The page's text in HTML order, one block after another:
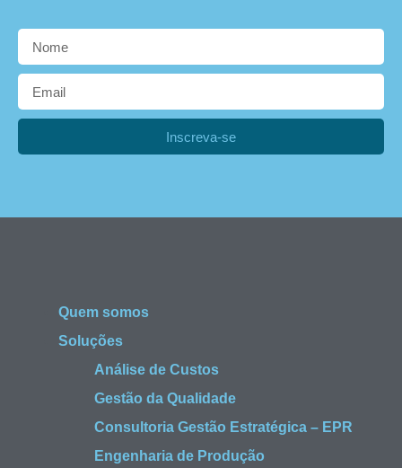
Inscreva-se
Quem somos
Soluções
Análise de Custos
Gestão da Qualidade
Consultoria Gestão Estratégica – EPR
Engenharia de Produção